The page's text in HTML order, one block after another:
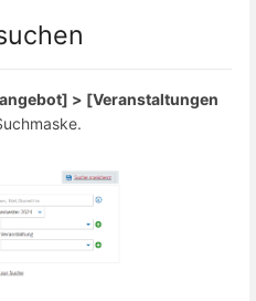
> [Veranstaltungen